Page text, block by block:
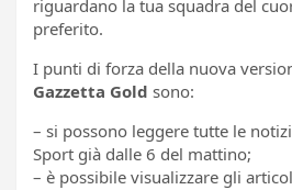
riguardano la tua squadra del
preferito.
I punti di forza della nuova
Gazzetta Gold sono:
– si possono leggere tutte le
Sport già dalle 6 del mattino;
– è possibile visualizzare gli